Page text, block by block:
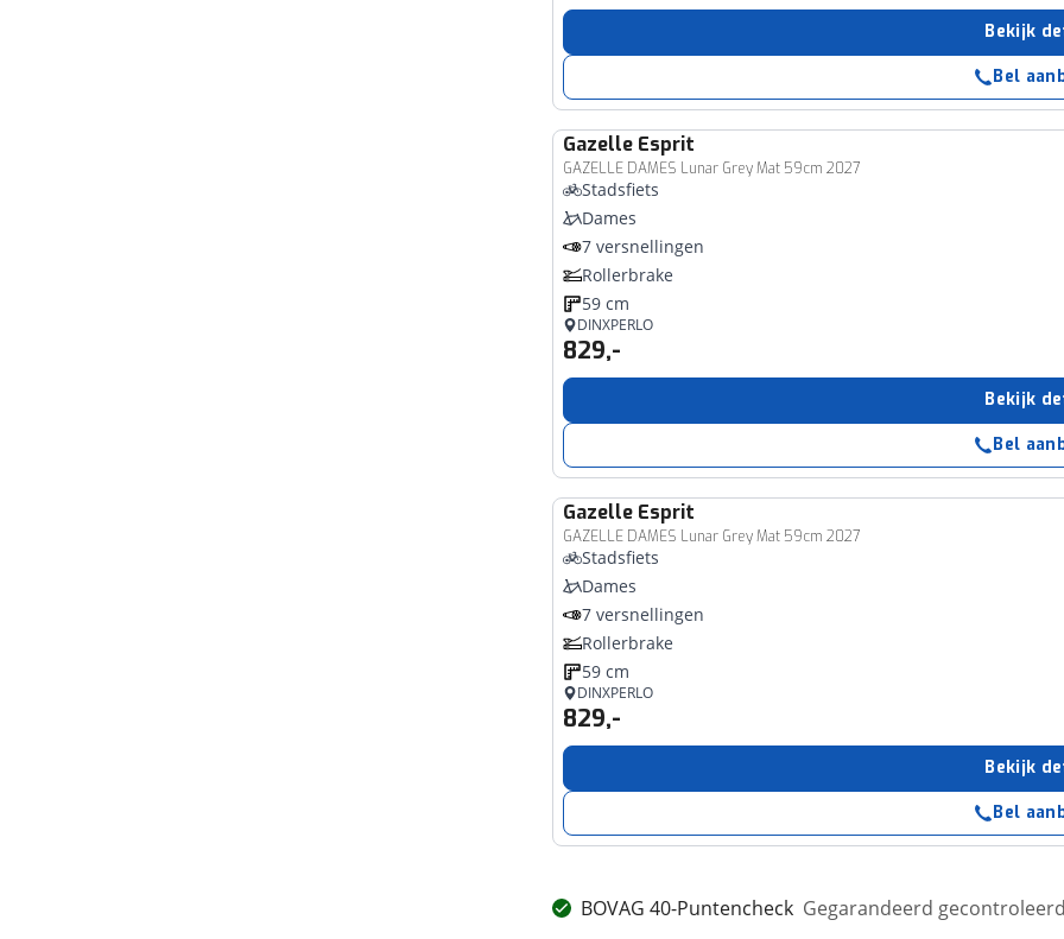
Bekijk
Bel
Gazelle Esprit
GAZELLE DAMES Lunar Grey Mat 59cm 2027
Stadsfiets
Dames
7 versnellingen
Rollerbrake
59 cm
DINXPERLO
829,-
Bekijk
Bel
Gazelle Esprit
GAZELLE DAMES Lunar Grey Mat 59cm 2027
Stadsfiets
Dames
7 versnellingen
Rollerbrake
59 cm
DINXPERLO
829,-
Bekijk
Bel
BOVAG 40-Puntencheck Gegarandeerd